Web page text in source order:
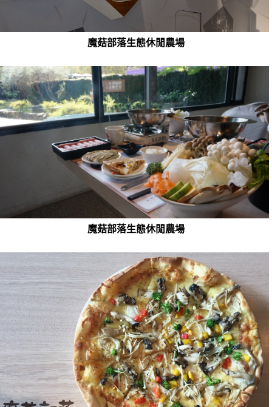
魔菇部落生態休閒農場
魔菇部落生態休閒農場